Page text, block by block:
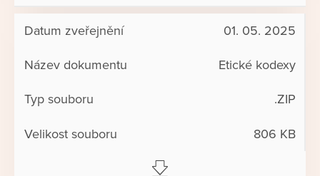
01. 05. 2025
Etické kodexy
.ZIP
806 KB